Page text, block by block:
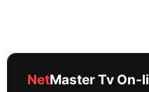
NetMaster Tv On-